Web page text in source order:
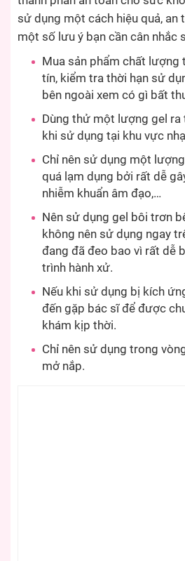
sử dụng một cách hiệu quả, an
một số lưu ý bạn cần cân nhắc
Mua sản phẩm chất lượng
tín, kiểm tra thời hạn sử
bên ngoài xem có gì bất
Dùng thử một lượng gel ra
khi sử dụng tại khu vực
Chỉ nên sử dụng một
quá lạm dụng bởi rất dễ
nhiễm khuẩn âm đạo,…
Nên sử dụng gel bôi trơn
không nên sử dụng ngay
đang đã đeo bao vì rất dễ
trình hành xử.
Nếu khi sử dụng bị kích
đến gặp bác sĩ để được
khám kịp thời.
Chỉ nên sử dụng trong
mở nắp.